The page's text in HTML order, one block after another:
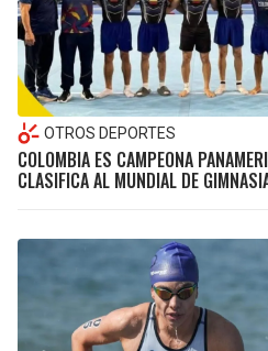
OTROS DEPORTES
COLOMBIA ES CAMPEONA
CLASIFICA AL MUNDIAL DE